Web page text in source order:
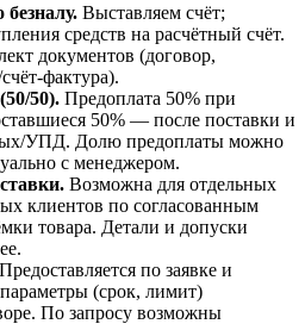
безналу. Выставляем счёт;
средств на расчётный счёт.
документов (договор,
фактура).
50). Предоплата 50% при
50% — после поставки и
УПД. Долю предоплаты можно
с менеджером.
Возможна для отдельных
клиентов по согласованным
товара. Детали и допуски
Предоставляется по заявке и
(срок, лимит)
По запросу возможны